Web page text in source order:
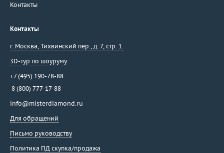
Контакты
Контакты
г. Москва, Тихвинский пер., д. 7, стр. 1.
3D-тур по шоуруму
+7 (495) 190-78-88
8 (800) 777-17-88
info@misterdiamond.ru
Для обращений
Письмо руководству
Политика ПД скупка/продажа